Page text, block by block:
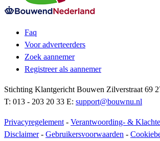
Faq
Voor adverteerders
Zoek aannemer
Registreer als aannemer
Stichting Klantgericht Bouwen Zilverstraat 69
T: 013 - 203 20 33 E: support@bouwnu.nl
Privacyregelement - Verantwoording- &
Disclaimer- Gebruikersvoorwaarden -